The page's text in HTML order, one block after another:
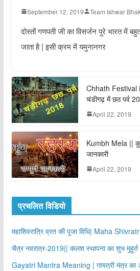
September 12, 2019 Team Ishwar
दोस्तों गणपती जी का विसर्जन पुरे भारत में
जाता है | इसी क्रम में यमुनानगर
Chhath Festival
चंडीगढ़ में छठ पर्व
April 22, 2019
Kumbh Mela ||
जानकारी
April 22, 2019
प्रचलित विडियो
महाशिवरात्रि व्रत की पूजा विधि| Maha
चैत्र नवरात्र-2019|| कलश स्थापना का शुभ मुहूर्त
Gayatri Mantra Meaning | गायत्री मंत्र का